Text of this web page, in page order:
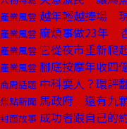
產業風雲 越年輕越捧場
產業風雲 麻煩事做23年
產業風雲 它從夜市重新
產業風雲 腳底按摩年收
商周話題 中科耍人？環評
焦點新聞 馬政府 還有九
封面故事 成功者跟自己的